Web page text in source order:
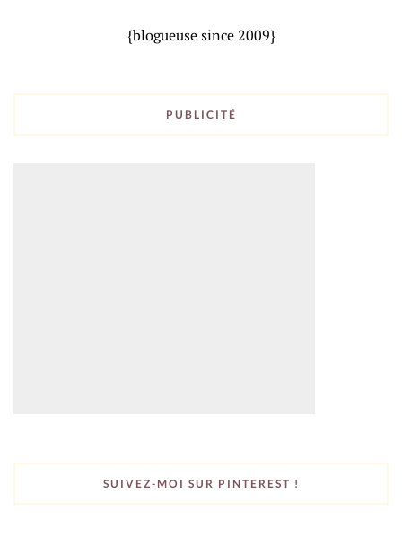
{blogueuse since 2009}
PUBLICITÉ
SUIVEZ-MOI SUR PINTEREST !